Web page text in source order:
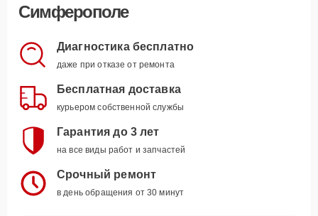
Симферополе
Диагностика бесплатно
даже при отказе от ремонта
Бесплатная доставка
курьером собственной службы
Гарантия до 3 лет
на все виды работ и запчастей
Срочный ремонт
в день обращения от 30 минут